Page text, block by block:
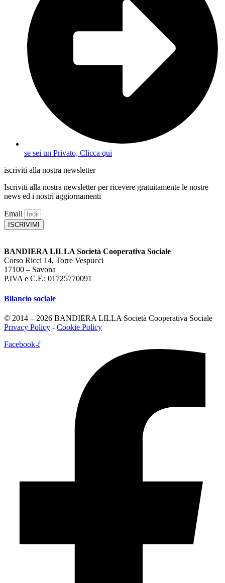
se sei un Privato, Clicca qui
iscriviti alla nostra newsletter
Iscriviti alla nostra newsletter per ricevere gratuitamente le nostre
news ed i nostri aggiornamenti
Email
ISCRIVIMI
BANDIERA LILLA Società Cooperativa Sociale
Corso Ricci 14, Torre Vespucci
17100 – Savona
P.IVA e C.F.: 01725770091
Bilancio sociale
© 2014 – 2026 BANDIERA LILLA Società Cooperativa Sociale
Privacy Policy - Cookie Policy
Facebook-f